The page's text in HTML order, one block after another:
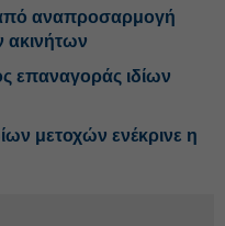
αναπροσαρμογή
ακινήτων
επαναγοράς ιδίων
μετοχών ενέκρινε η